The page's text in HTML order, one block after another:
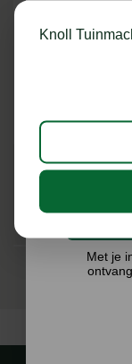
Knoll
kans op
Met je